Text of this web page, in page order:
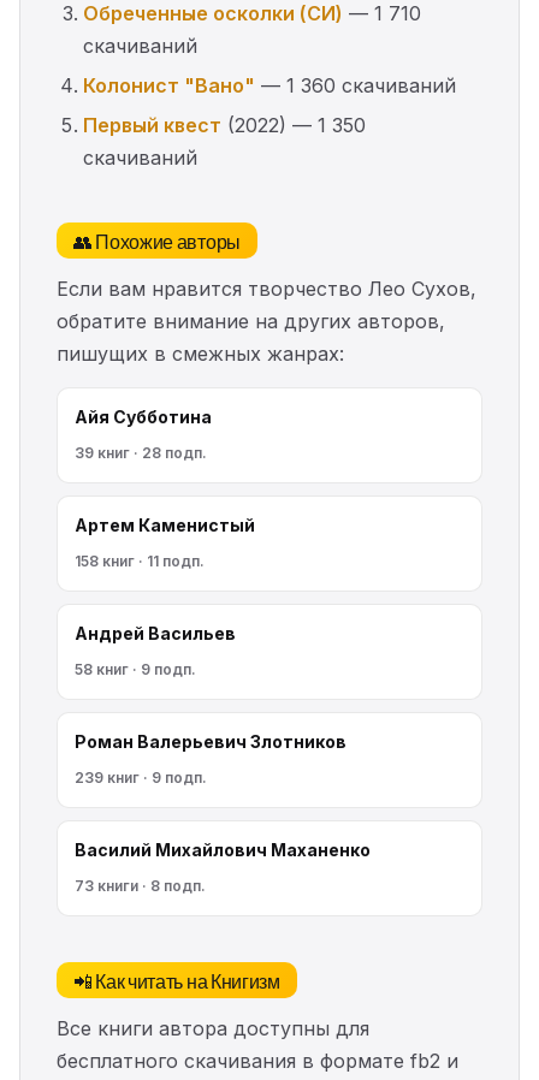
Обреченные осколки (СИ) — 1 710
скачиваний
Колонист "Вано" — 1 360 скачиваний
Первый квест (2022) — 1 350
скачиваний
👥 Похожие авторы
Если вам нравится творчество Лео Сухов,
обратите внимание на других авторов,
пишущих в смежных жанрах:
Айя Субботина
39 книг · 28 подп.
Артем Каменистый
158 книг · 11 подп.
Андрей Васильев
58 книг · 9 подп.
Роман Валерьевич Злотников
239 книг · 9 подп.
Василий Михайлович Маханенко
73 книги · 8 подп.
📲 Как читать на Книгизм
Все книги автора доступны для
бесплатного скачивания в формате fb2 и